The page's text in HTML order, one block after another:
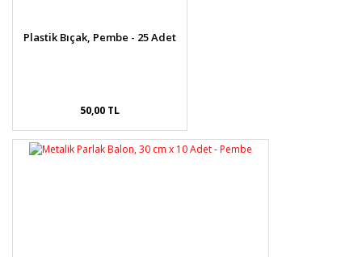
Plastik Bıçak, Pembe - 25 Adet
50,00 TL